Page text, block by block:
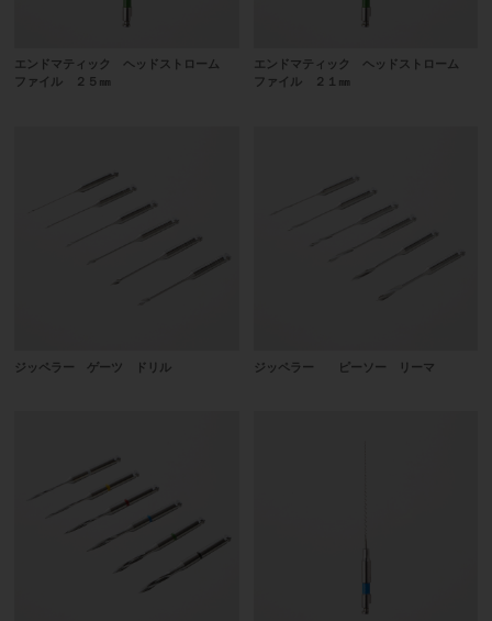
エンドマティック ヘッドストローム
ファイル ２５㎜
エンドマティック ヘッドストローム
ファイル ２１㎜
ジッペラー ゲーツ ドリル ジッペラー ピーソー リーマ